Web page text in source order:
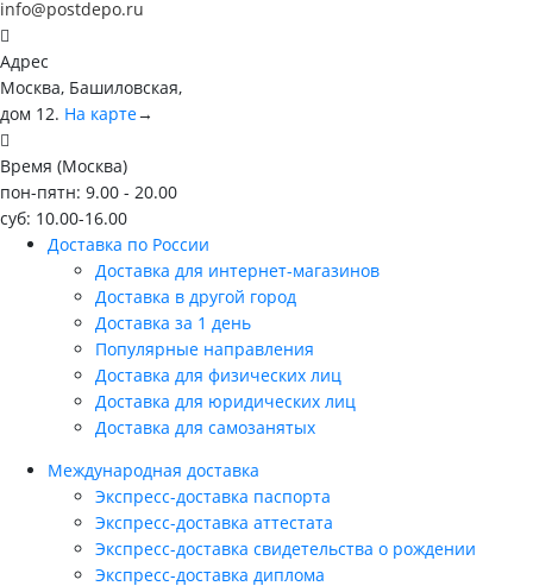
info@postdepo.ru
Адрес
Москва, Башиловская,
дом 12. На карте→
Время (Москва)
пон-пятн: 9.00 - 20.00
суб: 10.00-16.00
Доставка по России
Доставка для интернет-магазинов
Доставка в другой город
Доставка за 1 день
Популярные направления
Доставка для физических лиц
Доставка для юридических лиц
Доставка для самозанятых
Международная доставка
Экспресс-доставка паспорта
Экспресс-доставка аттестата
Экспресс-доставка свидетельства о рождении
Экспресс-доставка диплома